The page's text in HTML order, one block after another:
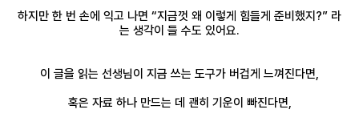
하지만 한 번 손에 익고 나면 “지금껏 왜 이렇게 힘들게 준비했지?” 라
는 생각이 들 수도 있어요.
이 글을 읽는 선생님이 지금 쓰는 도구가 버겁게 느껴진다면,
혹은 자료 하나 만드는 데 괜히 기운이 빠진다면,